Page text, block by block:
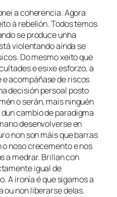
a coherencia. Agora
á rebelión. Todos temos
se produce unha
violentando aínda se
Do mesmo xeito que
e esixe esforzo, a
acompáñase de riscos.
decisión persoal posto
o serán, mais ninguén
cambio de paradigma
desenvolverse en
non son máis que barras
noso crecemento e nos
a medrar. Brillan con
igual de
A ironía é que sigamos a
ou non liberarse delas.